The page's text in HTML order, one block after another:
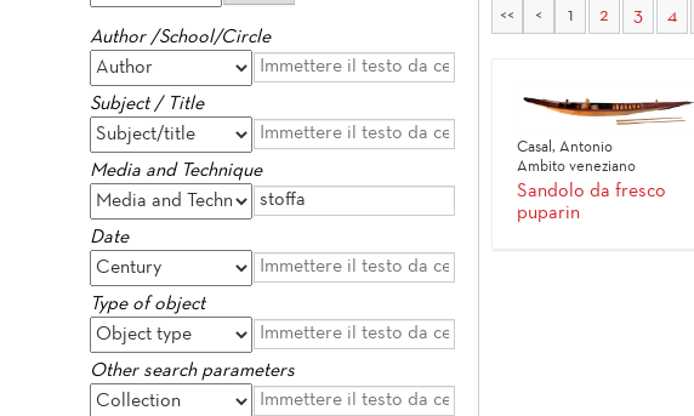
Author /School/Circle
Subject / Title
Media and Technique
Date
Type of object
Other search parameters
<< < 1 2 3 4
Casal, Antonio
Ambito veneziano
Sandolo da fresco
puparin